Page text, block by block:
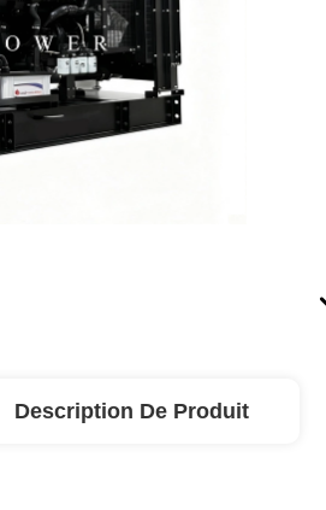
Description De Produit